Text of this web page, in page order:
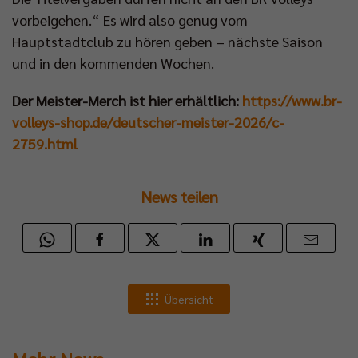
vorbeigehen.“ Es wird also genug vom
Hauptstadtclub zu hören geben – nächste Saison
und in den kommenden Wochen.
Der Meister-Merch ist hier erhältlich: https://www.br-
volleys-shop.de/deutscher-meister-2026/c-
2759.html
News teilen
Übersicht